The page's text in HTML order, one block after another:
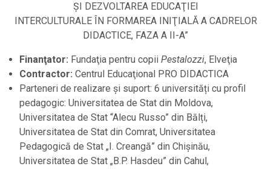
ŞI DEZVOLTAREA EDUCAŢIEI
INTERCULTURALE ÎN FORMAREA INIŢIALĂ A CADRELOR
DIDACTICE, FAZA A II-A”
Finanţator: Fundaţia pentru copii Pestalozzi, Elveţia
Contractor: Centrul Educaţional PRO DIDACTICA
Parteneri de realizare și suport: 6 universități cu profil
pedagogic: Universitatea de Stat din Moldova,
Universitatea de Stat “Alecu Russo” din Bălți,
Universitatea de Stat din Comrat, Universitatea
Pedagogică de Stat „I. Creangă” din Chişinău,
Universitatea de Stat „B.P. Hasdeu” din Cahul,